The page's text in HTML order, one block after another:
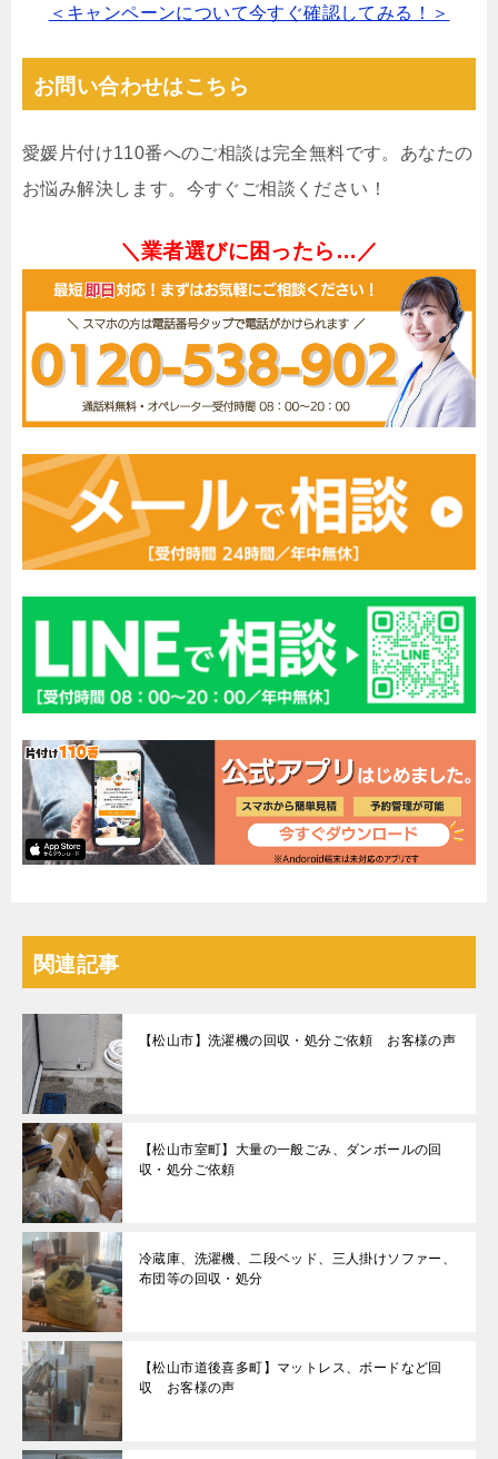
＜キャンペーンについて今すぐ確認してみる！＞
お問い合わせはこちら
愛媛片付け110番へのご相談は完全無料です。あなたの
お悩み解決します。今すぐご相談ください！
＼業者選びに困ったら…／
関連記事
【松山市】洗濯機の回収・処分ご依頼 お客様の声
【松山市室町】大量の一般ごみ、ダンボールの回
収・処分ご依頼
冷蔵庫、洗濯機、二段ベッド、三人掛けソファー、
布団等の回収・処分
【松山市道後喜多町】マットレス、ボードなど回
収 お客様の声